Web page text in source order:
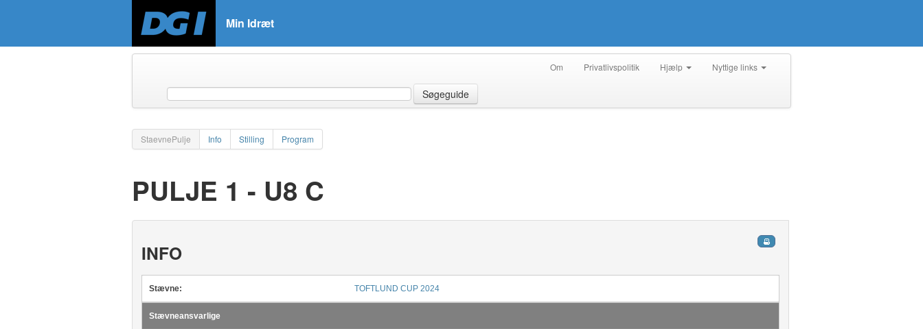
Min Idræt
Om Privatlivspolitik Hjælp Nyttige links
Søgeguide
StaevnePulje Info Stilling Program
PULJE 1 - U8 C
INFO
Stævne: TOFTLUND CUP 2024
Stævneansvarlige